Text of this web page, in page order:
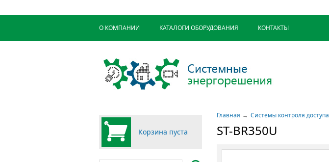
О КОМПАНИИ КАТАЛОГИ ОБОРУДОВАНИЯ КОНТАКТЫ
Главная Системы контроля доступа
ST-BR350U
Корзина пуста